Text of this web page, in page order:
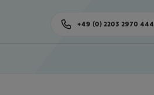
+49 (0) 2203 2970 444